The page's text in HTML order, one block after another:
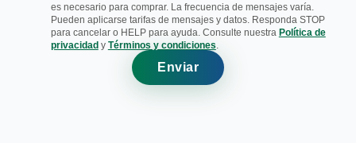
es necesario para comprar. La frecuencia de mensajes varía.
Pueden aplicarse tarifas de mensajes y datos. Responda STOP
para cancelar o HELP para ayuda. Consulte nuestra Política de
privacidad y Términos y condiciones.
Enviar